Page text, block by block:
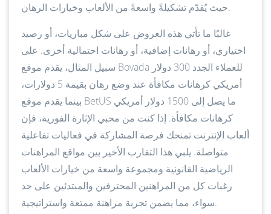
حيث يُقدّم تشكيلةً واسعةً من الألعاب وخيارات الرهان.
غالبًا ما تأتي هذه العروض على شكل مباريات، أو رصيد
اختياري، أو رهانات إضافية، أو رهانات احتمالية أخرى. على
سبيل المثال، يقدم موقع Bovada للعملاء الجدد 300 دولار
أمريكي كرهانات مكافأة عند وضع رهان بقيمة 5 دولارات،
بينما يقدم موقع BetUS ما يصل إلى 1500 دولار أمريكي
كرهانات مكافأة. إذا كنت من محبي الإثارة الفورية، فإن
ألعاب الإنترنت تمنحك فرصة المشاركة في فعاليات تفاعلية
متواصلة. يلبي هذا التقارب الأخير بين مواقع المراهنات
الرياضية القانونية ومجموعة واسعة من خيارات الألعاب
رغبات كل من المراهنين المحترفين والمبتدئين على حد
سواء، مما يضمن تجربة مراهنة ممتعة واستراتيجية.